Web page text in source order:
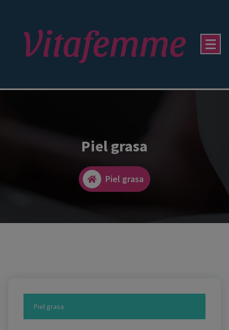
Piel grasa
Piel grasa
Piel grasa